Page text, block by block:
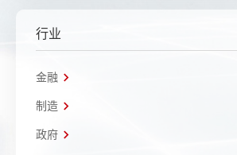
行业
金融
制造
政府